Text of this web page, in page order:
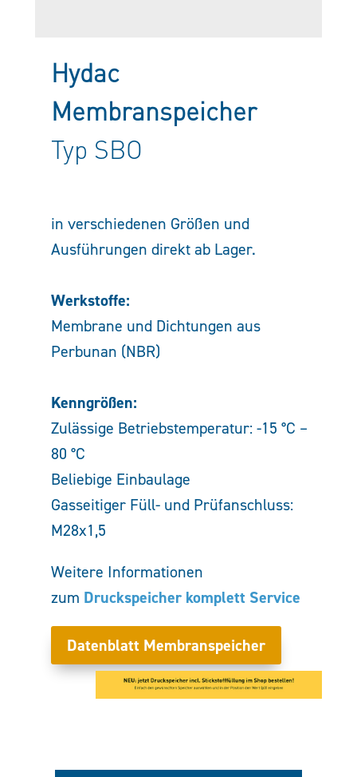
Hydac
Membranspeicher
Typ SBO
in verschiedenen Größen und
Ausführungen direkt ab Lager.
Werkstoffe:
Membrane und Dichtungen aus
Perbunan (NBR)
Kenngrößen:
Zulässige Betriebstemperatur: -15 °C –
80 °C
Beliebige Einbaulage
Gasseitiger Füll- und Prüfanschluss:
M28x1,5
Weitere Informationen
zum Druckspeicher komplett Service
Datenblatt Membranspeicher